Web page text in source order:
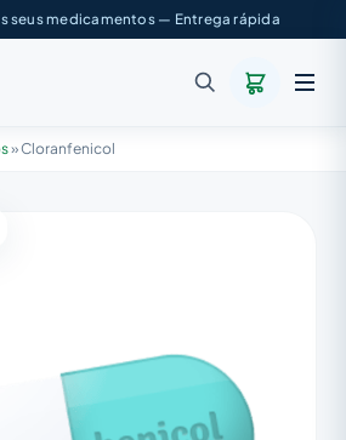
seus medicamentos — Entrega rápida
»Cloranfenicol